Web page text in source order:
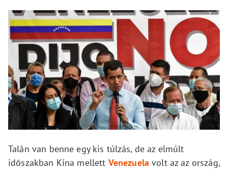
Talán van benne egy kis túlzás, de az elmúlt
időszakban Kína mellett Venezuela volt az az ország,